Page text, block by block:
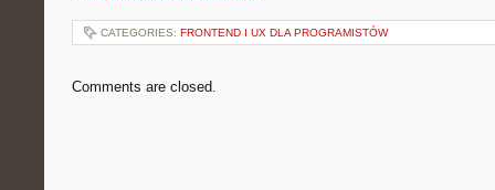
CATEGORIES: FRONTEND I UX DLA PROGRAMISTÓW
Comments are closed.